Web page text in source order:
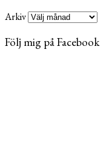
Arkiv
Följ mig på Facebook